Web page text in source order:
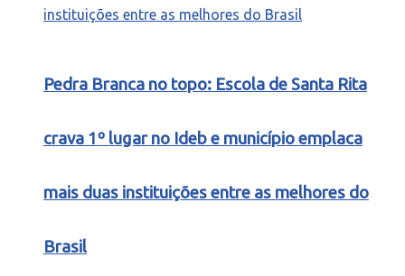
Pedra Branca no topo: Escola de Santa Rita
crava 1º lugar no Ideb e município emplaca
mais duas instituições entre as melhores do
Brasil